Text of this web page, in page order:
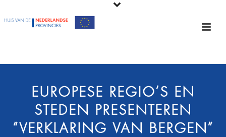
EUROPESE REGIO’S EN
STEDEN PRESENTEREN
“VERKLARING VAN BERGEN”